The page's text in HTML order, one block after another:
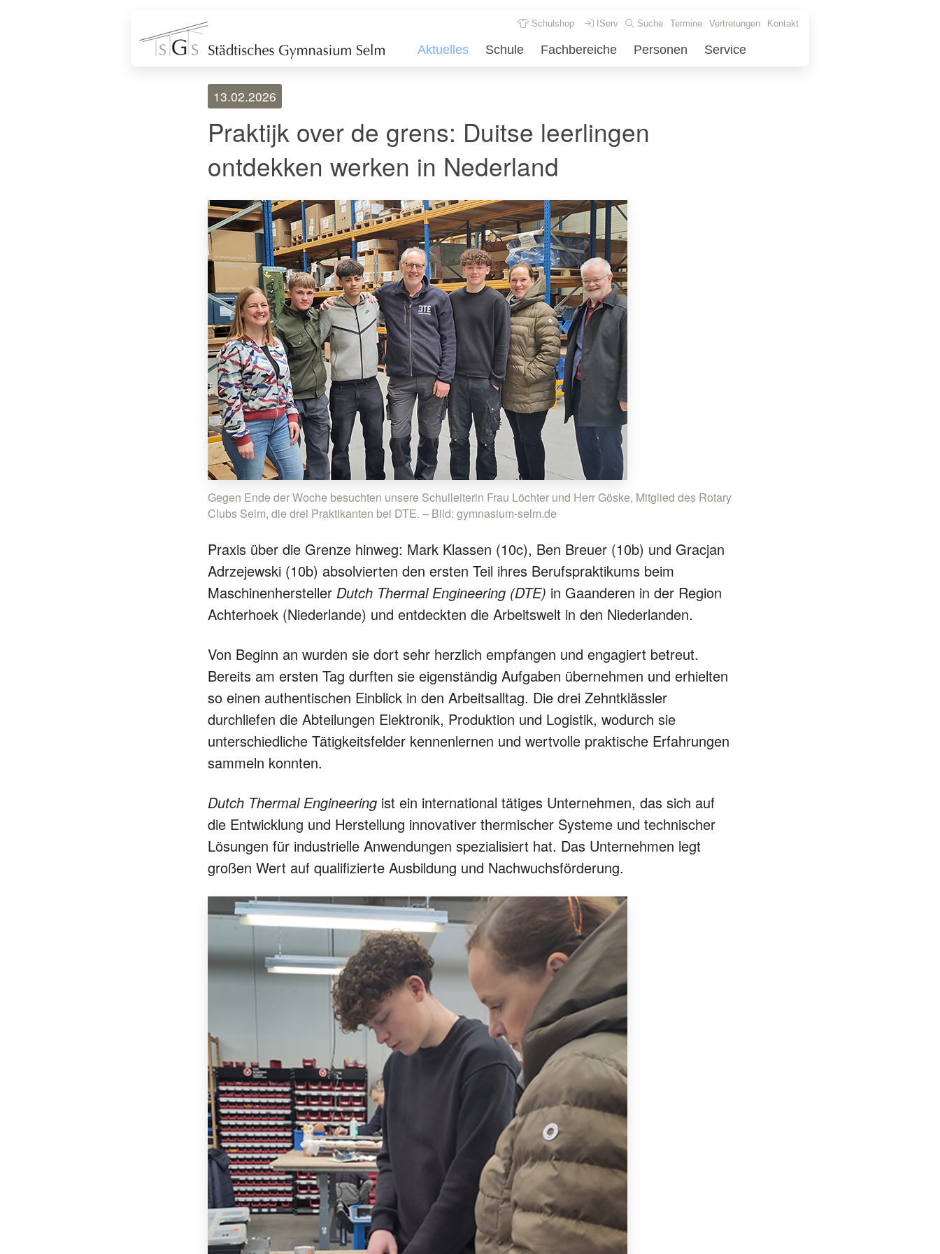
Schulshop IServ Suche Termine Vertretungen Kontakt
Aktuelles Schule Fachbereiche Personen Service
13.02.2026
Praktijk over de grens: Duitse leerlingen
ontdekken werken in Nederland
Gegen Ende der Woche besuchten unsere Schulleiterin Frau Löchter und Herr Göske, Mitglied des Rotary
Clubs Selm, die drei Praktikanten bei DTE. – Bild: gymnasium-selm.de
Praxis über die Grenze hinweg: Mark Klassen (10c), Ben Breuer (10b) und Gracjan
Adrzejewski (10b) absolvierten den ersten Teil ihres Berufspraktikums beim
Maschinenhersteller Dutch Thermal Engineering (DTE) in Gaanderen in der Region
Achterhoek (Niederlande) und entdeckten die Arbeitswelt in den Niederlanden.
Von Beginn an wurden sie dort sehr herzlich empfangen und engagiert betreut.
Bereits am ersten Tag durften sie eigenständig Aufgaben übernehmen und erhielten
so einen authentischen Einblick in den Arbeitsalltag. Die drei Zehntklässler
durchliefen die Abteilungen Elektronik, Produktion und Logistik, wodurch sie
unterschiedliche Tätigkeitsfelder kennenlernen und wertvolle praktische Erfahrungen
sammeln konnten.
Dutch Thermal Engineering ist ein international tätiges Unternehmen, das sich auf
die Entwicklung und Herstellung innovativer thermischer Systeme und technischer
Lösungen für industrielle Anwendungen spezialisiert hat. Das Unternehmen legt
großen Wert auf qualifizierte Ausbildung und Nachwuchsförderung.